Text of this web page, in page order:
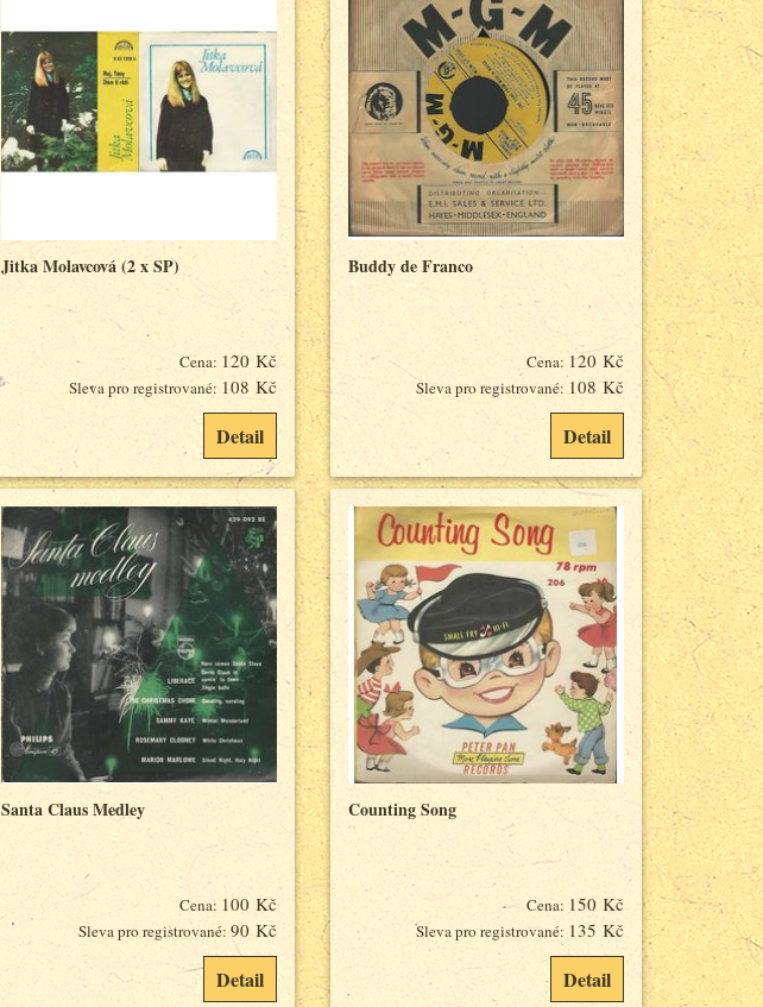
Jitka Molavcová (2 x SP)
Cena: 120 Kč
Sleva pro registrované: 108 Kč
Detail
Buddy de Franco
Cena: 120 Kč
Sleva pro registrované: 108 Kč
Detail
Santa Claus Medley
Cena: 100 Kč
Sleva pro registrované:90 Kč
Detail
Counting Song
Cena: 150 Kč
Sleva pro registrované: 135 Kč
Detail